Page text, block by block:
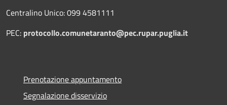
Centralino Unico: 099 4581111
PEC: protocollo.comunetaranto@pec.rupar.puglia.it
Prenotazione appuntamento
Segnalazione disservizio